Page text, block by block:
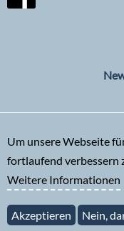
Um unsere Webseite
fortlaufend verbessern
Weitere Informationen
Akzeptieren Nein,